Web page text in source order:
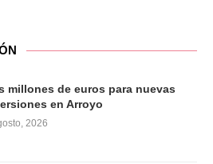
millones de euros para nuevas
en Arroyo
2026